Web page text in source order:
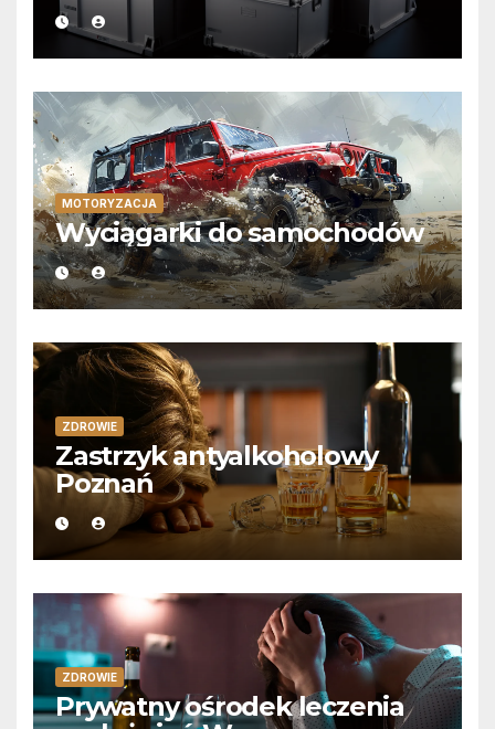
MOTORYZACJA
Wyciągarki do samochodów
ZDROWIE
Zastrzyk antyalkoholowy
Poznań
ZDROWIE
Prywatny ośrodek leczenia